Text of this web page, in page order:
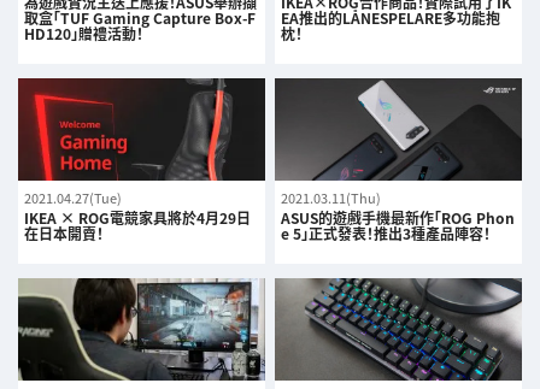
取盒「TUF Gaming Capture Box-F
HD120」贈禮活動！
EA推出的LÅNESPELARE多功能抱
枕！
2021.04.27(Tue)
IKEA × ROG電競家具將於4月29日
在日本開賣！
2021.03.11(Thu)
ASUS的遊戲手機最新作「ROG Phon
e 5」正式發表！推出3種產品陣容！